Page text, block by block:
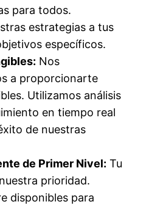
para todos.
estrategias a tus
específicos.
Nos
a proporcionarte
Utilizamos análisis
en tiempo real
de nuestras
de Primer Nivel: Tu
prioridad.
disponibles para